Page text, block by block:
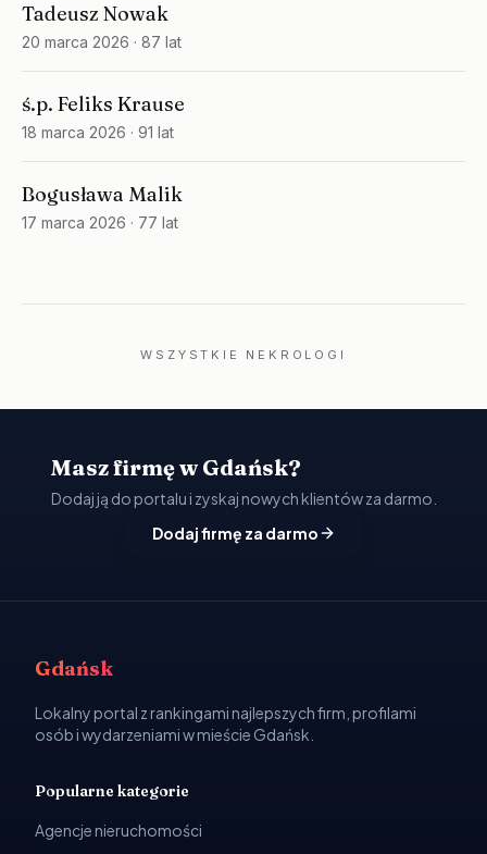
Tadeusz Nowak
20 marca 2026 · 87 lat
ś.p. Feliks Krause
18 marca 2026 · 91 lat
Bogusława Malik
17 marca 2026 · 77 lat
WSZYSTKIE NEKROLOGI
Masz firmę w Gdańsk?
Dodaj ją do portalu i zyskaj nowych klientów za darmo.
Dodaj firmę za darmo
Gdańsk
Lokalny portal z rankingami najlepszych firm, profilami
osób i wydarzeniami w mieście Gdańsk.
Popularne kategorie
Agencje nieruchomości